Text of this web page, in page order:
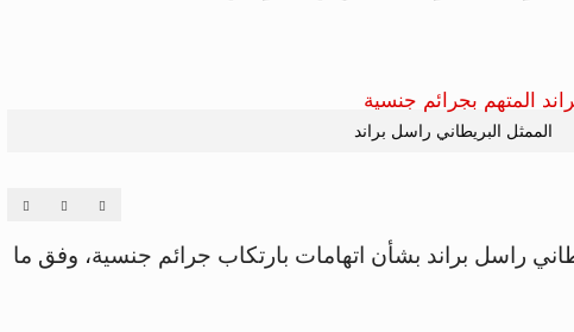
الممثل البريطاني راسل براند
راسل براند بشأن اتهامات بارتكاب جرائم جنسية، وفق ما